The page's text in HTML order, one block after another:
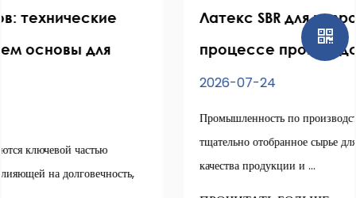
Латекс SBR для ковров в современном
процессе производства ковров
Промышленность по производству ковров полагается на
тщательно отобранное сырье для достижения стабильного
качества продукции и ...